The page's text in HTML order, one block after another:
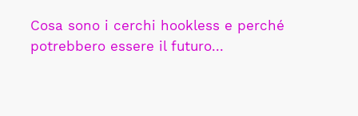
Cosa sono i cerchi hookless e perché
potrebbero essere il futuro...